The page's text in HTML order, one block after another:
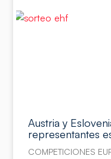
Austria y
representantes
COMPETICIONES